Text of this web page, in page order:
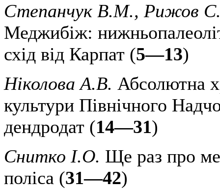
Степанчук В.М., Рижов
Меджибіж:
схід від Карпат (5—13)
Ніколова А.В. Абсолютна
культури Північного
дендродат (14—31)
Снитко І.О. Ще раз про
поліса (31—42)